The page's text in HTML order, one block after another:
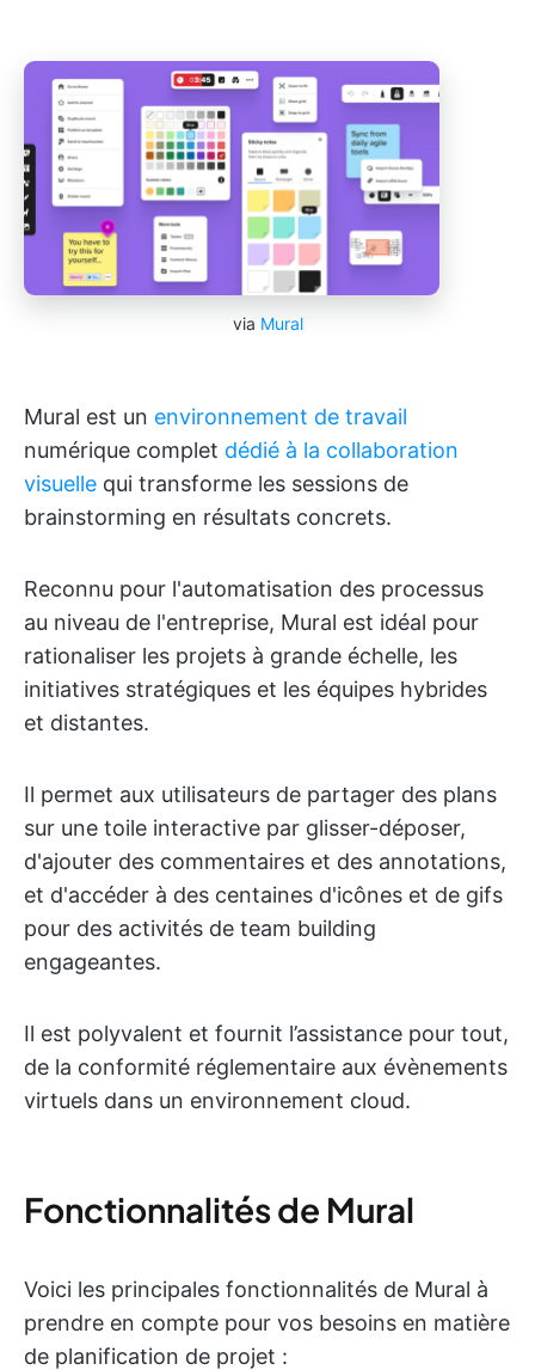
via Mural
Mural est un environnement de travail
numérique complet dédié à la collaboration
visuelle qui transforme les sessions de
brainstorming en résultats concrets.
Reconnu pour l'automatisation des processus
au niveau de l'entreprise, Mural est idéal pour
rationaliser les projets à grande échelle, les
initiatives stratégiques et les équipes hybrides
et distantes.
Il permet aux utilisateurs de partager des plans
sur une toile interactive par glisser-déposer,
d'ajouter des commentaires et des annotations,
et d'accéder à des centaines d'icônes et de gifs
pour des activités de team building
engageantes.
Il est polyvalent et fournit l’assistance pour tout,
de la conformité réglementaire aux évènements
virtuels dans un environnement cloud.
Fonctionnalités de Mural
Voici les principales fonctionnalités de Mural à
prendre en compte pour vos besoins en matière
de planification de projet :